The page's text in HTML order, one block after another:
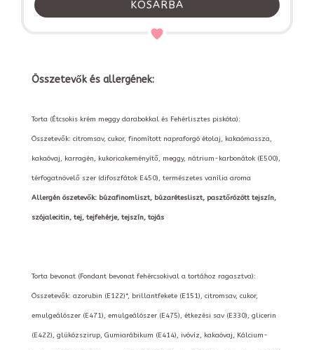
KOSÁRBA
Összetevők és allergének:
Torta (Étcsokis krém meggy darabokkal és Fehérlisztes piskóta):
Összetevők: citromsav, cukor, finomított napraforgó étolaj, kakaómassza,
kakaóvaj, karragén, kukoricakeményítő, meggy, nátrium-karbonátok (E500),
térfogatnövelő szer (difoszfátok E450), természetes vanília aroma
Allergén öszetevők: búzafinomliszt, búzarétesliszt, pasztőrözött tejszín,
szójalecitin, tej, tejfehérje, tejszín, tojás
Torta bevonat (Fondant bevonat fehércsokival a tortához ragasztva):
Összetevők: azorubin (E122)*, brillantfekete (E151), citromsav, cukor,
emulgeálószer (E471), emulgeálószer (E475), étkezési sav (E330), glicerin
(E422), glükózszirup, Gumiarábikum (E414), ivóvíz, kakaóvaj, Kálcium-